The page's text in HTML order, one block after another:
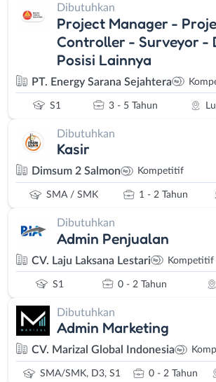
Dibutuhkan
Project Manager -
Controller - Surveyor -
Posisi Lainnya
PT. Energy Sarana Sejahtera
S1 3 - 5 Tahun
Dibutuhkan
Kasir
Dimsum 2 Salmon Kompetitif
SMA / SMK 1 - 2 Tahun
Dibutuhkan
Admin Penjualan
CV. Laju Laksana Lestari Kompetitif
S1 0 - 2 Tahun
Dibutuhkan
Admin Marketing
CV. Marizal Global Indonesia
SMA/SMK, D3, S1 0 - 2 Tahun